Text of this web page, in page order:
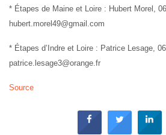
* Étapes de Maine et Loire : Hubert Morel,
hubert.morel49@gmail.com
* Étapes d’Indre et Loire : Patrice Lesage,
patrice.lesage3@orange.fr
Source